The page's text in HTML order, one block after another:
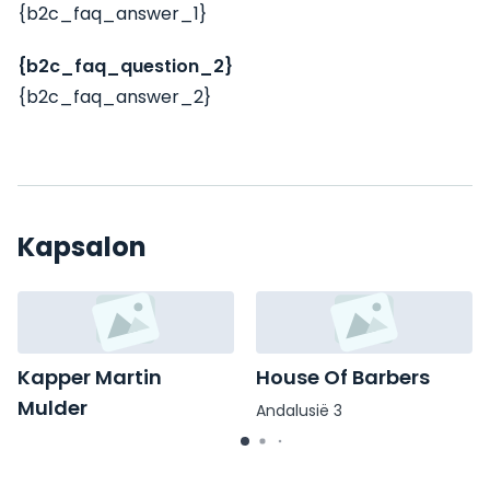
{b2c_faq_answer_1}
{b2c_faq_question_2}
{b2c_faq_answer_2}
Kapsalon
Kapper Martin
Mulder
House Of Barbers
Andalusië 3